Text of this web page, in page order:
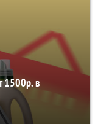
1500р. в